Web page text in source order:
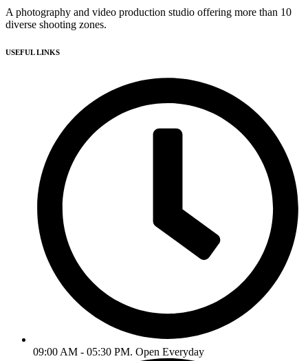
A photography and video production studio offering more than 10
diverse shooting zones.
USEFUL LINKS
09:00 AM - 05:30 PM. Open Everyday